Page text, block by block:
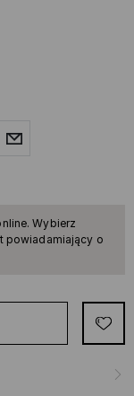
Wybierz
powiadamiający o